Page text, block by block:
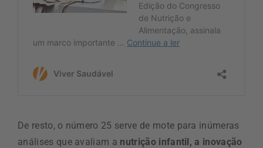
De resto, o número 25 serve de mote para inúmeras
análises que avaliam a nutrição infantil, a inovação